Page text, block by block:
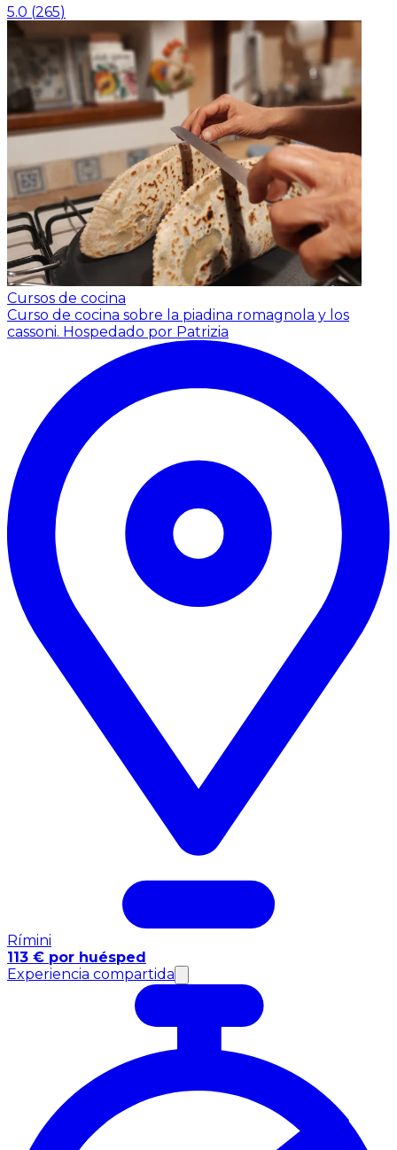
5.0 (265)
Cursos de cocina
Curso de cocina sobre la piadina romagnola y los
cassoni. Hospedado por Patrizia
Rímini
113 € por huésped
Experiencia compartida